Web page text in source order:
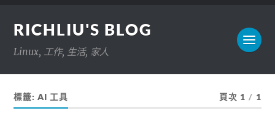
RICHLIU'S BLOG
Linux, 工作, 生活, 家人
標籤:AI 工具 頁次 1 / 1